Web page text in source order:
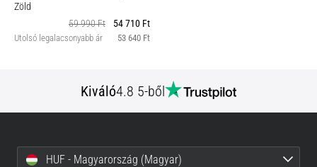
Zöld
59 990 Ft
54 710 Ft
Utolsó legalacsonyabb ár 53 640 Ft
Kiváló4.8 5-ből
HUF - Magyarország (Magyar)